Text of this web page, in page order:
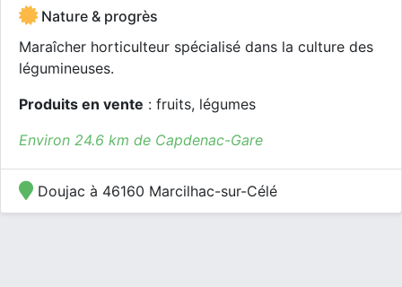
Nature & progrès
Maraîcher horticulteur spécialisé dans la culture des
légumineuses.
Produits en vente : fruits, légumes
Environ 24.6 km de Capdenac-Gare
Doujac à 46160 Marcilhac-sur-Célé